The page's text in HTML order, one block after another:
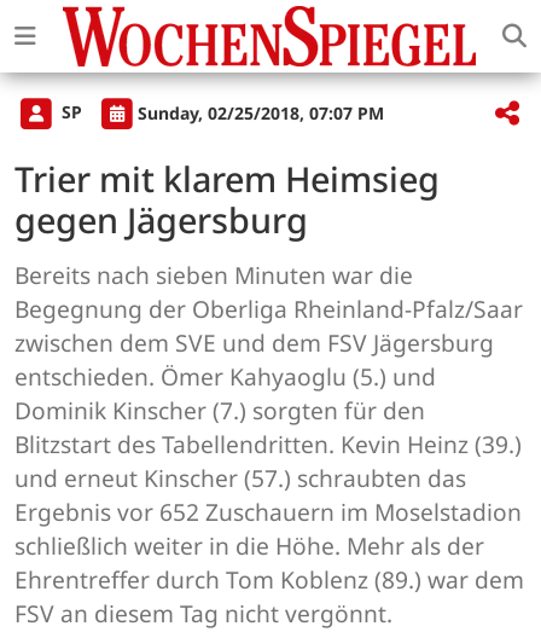
SP Sunday, 02/25/2018, 07:07 PM
Trier mit klarem Heimsieg
gegen Jägersburg
Bereits nach sieben Minuten war die
Begegnung der Oberliga Rheinland-Pfalz/Saar
zwischen dem SVE und dem FSV Jägersburg
entschieden. Ömer Kahyaoglu (5.) und
Dominik Kinscher (7.) sorgten für den
Blitzstart des Tabellendritten. Kevin Heinz (39.)
und erneut Kinscher (57.) schraubten das
Ergebnis vor 652 Zuschauern im Moselstadion
schließlich weiter in die Höhe. Mehr als der
Ehrentreffer durch Tom Koblenz (89.) war dem
FSV an diesem Tag nicht vergönnt.